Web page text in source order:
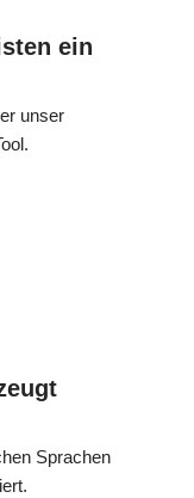
ein
unser
Sprachen